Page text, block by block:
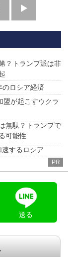
へ
？トランプ派は非
のロシア経済
盟が起こすウクラ
無駄？トランプで
可能性
するロシア
PR
送る